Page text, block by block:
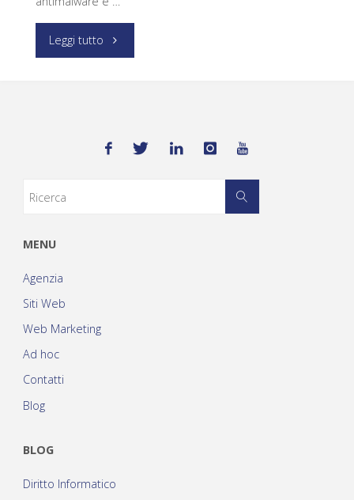
Leggi tutto
MENU
Agenzia
Siti Web
Web Marketing
Ad hoc
Contatti
Blog
BLOG
Diritto Informatico